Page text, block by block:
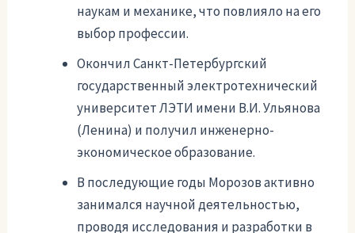
наукам и механике, что повлияло на его
выбор профессии.
Окончил Санкт-Петербургский
государственный электротехнический
университет ЛЭТИ имени В.И. Ульянова
(Ленина) и получил инженерно-
экономическое образование.
В последующие годы Морозов активно
занимался научной деятельностью,
проводя исследования и разработки в